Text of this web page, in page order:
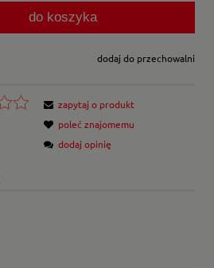
do koszyka
dodaj do przechowalni
zapytaj o produkt
poleć znajomemu
dodaj opinię